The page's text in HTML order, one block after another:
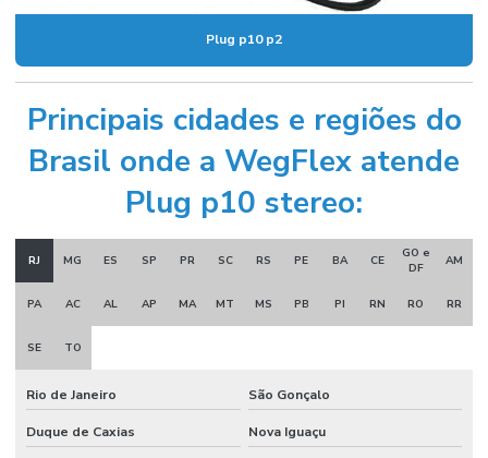
Plug p10 p2
Principais cidades e regiões do
Brasil onde a WegFlex atende
Plug p10 stereo:
RJ MG ES SP PR SC RS PE BA CE
GO e
DF
AM
PA AC AL AP MA MT MS PB PI RN RO RR
SE TO
Rio de Janeiro São Gonçalo
Duque de Caxias Nova Iguaçu